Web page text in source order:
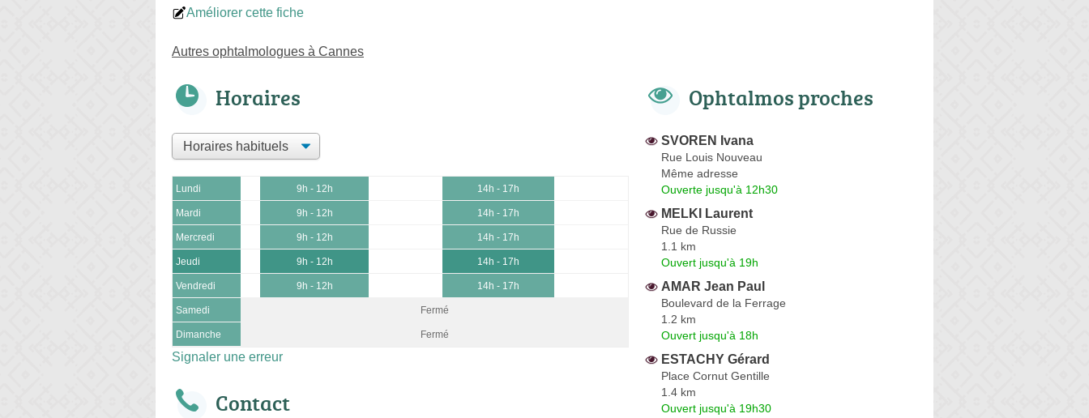
Améliorer cette fiche
Autres ophtalmologues à Cannes
Horaires
Lundi 9h - 12h 14h - 17h
Mardi 9h - 12h 14h - 17h
Mercredi 9h - 12h 14h - 17h
Jeudi 9h - 12h 14h - 17h
Vendredi 9h - 12h 14h - 17h
Samedi Fermé
Dimanche Fermé
Signaler une erreur
Contact
Ophtalmos proches
SVOREN Ivana
Rue Louis Nouveau
Même adresse
Ouverte jusqu'à 12h30
MELKI Laurent
Rue de Russie
1.1 km
Ouvert jusqu'à 19h
AMAR Jean Paul
Boulevard de la Ferrage
1.2 km
Ouvert jusqu'à 18h
ESTACHY Gérard
Place Cornut Gentille
1.4 km
Ouvert jusqu'à 19h30